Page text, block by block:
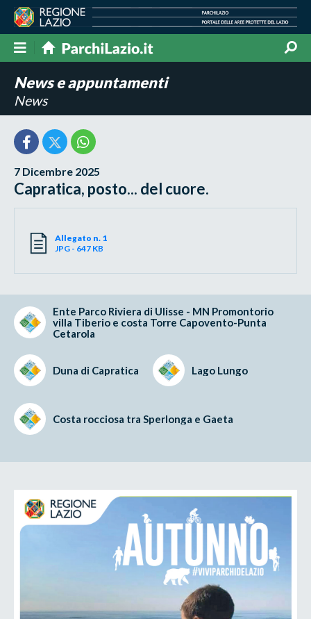
News e appuntamenti
News
7 Dicembre 2025
Capratica, posto... del cuore.
Allegato n. 1
JPG - 647 KB
Ente Parco Riviera di Ulisse - MN Promontorio
villa Tiberio e costa Torre Capovento-Punta
Cetarola
Duna di Capratica Lago Lungo
Costa rocciosa tra Sperlonga e Gaeta